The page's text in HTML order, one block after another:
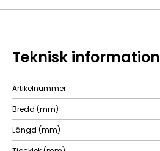
Teknisk information
Artikelnummer
Bredd (mm)
Längd (mm)